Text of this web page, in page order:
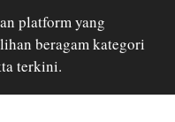
platform yang
beragam kategori
terkini.